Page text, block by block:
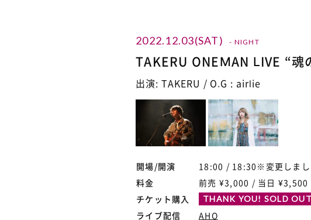
2022.12.03(SAT) - NIGHT
TAKERU ONEMAN LIVE “
出演: TAKERU / O.G : airlie
開場/開演
18:00 / 18:30※変更しまし
料金
前売 ¥3,000 / 当日 ¥3,500
チケット購入
THANK YOU! SOLD
ライブ配信 AHO